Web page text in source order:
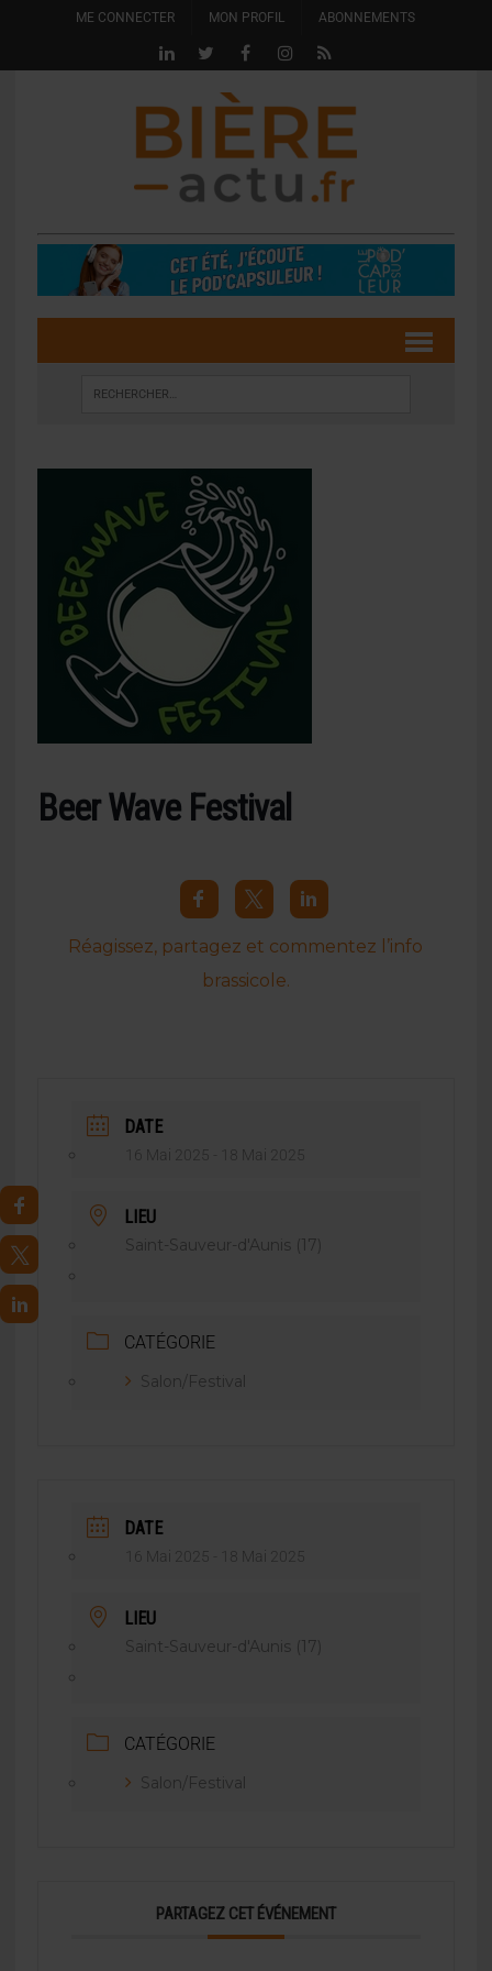
ME CONNECTER MON PROFIL ABONNEMENTS
Beer Wave Festival
Réagissez, partagez et commentez l’info
brassicole.
DATE
16 Mai 2025 - 18 Mai 2025
LIEU
Saint-Sauveur-d'Aunis (17)
CATÉGORIE
Salon/Festival
DATE
16 Mai 2025 - 18 Mai 2025
LIEU
Saint-Sauveur-d'Aunis (17)
CATÉGORIE
Salon/Festival
PARTAGEZ CET ÉVÉNEMENT